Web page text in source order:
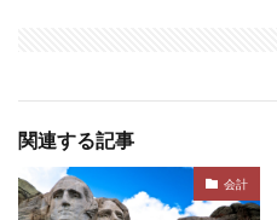
関連する記事
会計